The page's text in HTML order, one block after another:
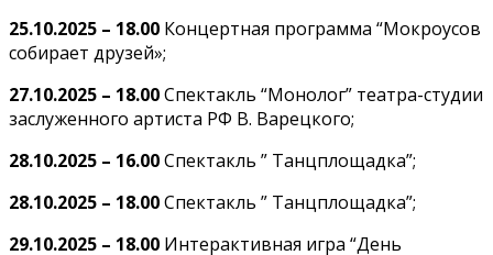
25.10.2025 – 18.00 Концертная программа “Мокроусов
собирает друзей»;
27.10.2025 – 18.00Спектакль “Монолог” театра-студии
заслуженного артиста РФ В. Варецкого;
28.10.2025 – 16.00Спектакль ” Танцплощадка”;
28.10.2025 – 18.00Спектакль ” Танцплощадка”;
29.10.2025 – 18.00 Интерактивная игра “День